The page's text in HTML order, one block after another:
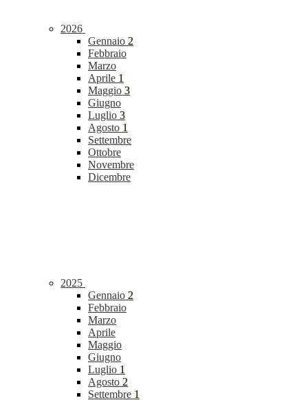
2026
Gennaio 2
Febbraio
Marzo
Aprile 1
Maggio 3
Giugno
Luglio 3
Agosto 1
Settembre
Ottobre
Novembre
Dicembre
2025
Gennaio 2
Febbraio
Marzo
Aprile
Maggio
Giugno
Luglio 1
Agosto 2
Settembre 1